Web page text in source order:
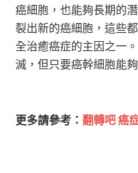
癌細胞，也能夠長期的
裂出新的癌細胞，這些
全治癒癌症的主因之一
滅，但只要癌幹細胞能
更多請參考：翻轉吧 癌